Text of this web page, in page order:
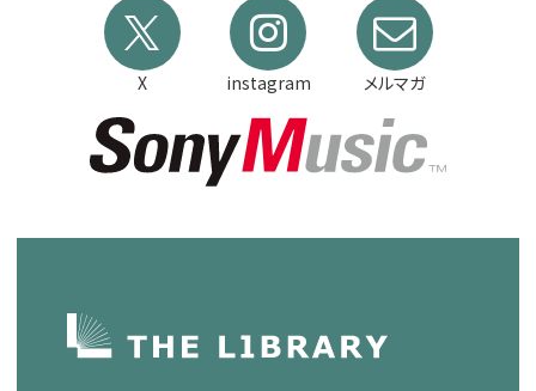
X instagram メルマガ